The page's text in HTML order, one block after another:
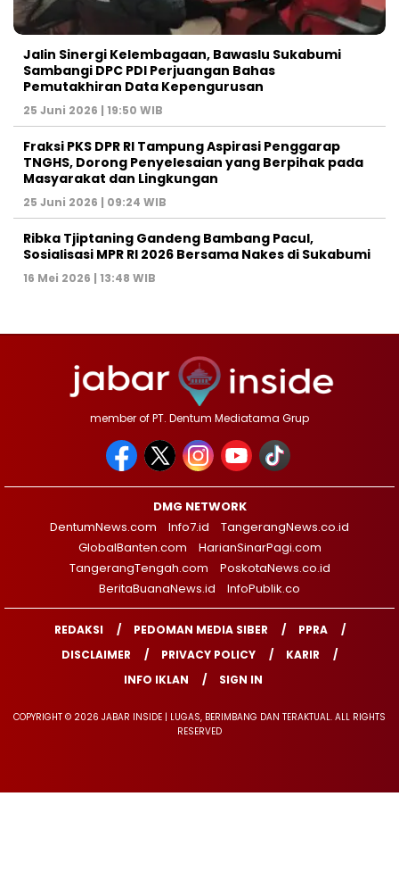
Jalin Sinergi Kelembagaan, Bawaslu Sukabumi
Sambangi DPC PDI Perjuangan Bahas
Pemutakhiran Data Kepengurusan
25 Juni 2026 | 19:50 WIB
‎Fraksi PKS DPR RI Tampung Aspirasi Penggarap
TNGHS, Dorong Penyelesaian yang Berpihak pada
Masyarakat dan Lingkungan‎
25 Juni 2026 | 09:24 WIB
Ribka Tjiptaning Gandeng Bambang Pacul,
Sosialisasi MPR RI 2026 Bersama Nakes di Sukabumi
16 Mei 2026 | 13:48 WIB
member of PT. Dentum Mediatama Grup
DMG NETWORK
DentumNews.com
Info7.id
TangerangNews.co.id
GlobalBanten.com
HarianSinarPagi.com
TangerangTengah.com
PoskotaNews.co.id
BeritaBuanaNews.id
InfoPublik.co
REDAKSI PEDOMAN MEDIA SIBER
PPRA
DISCLAIMER
PRIVACY POLICY
KARIR
INFO IKLAN
SIGN IN
COPYRIGHT © 2026 JABAR INSIDE | LUGAS, BERIMBANG DAN TERAKTUAL. ALL RIGHTS
RESERVED